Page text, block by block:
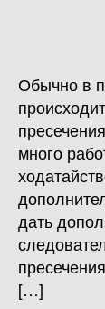
Обычно в
много
дать
[…]